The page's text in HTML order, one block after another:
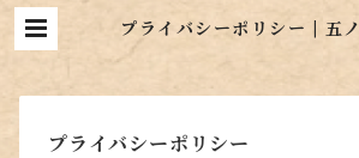
プライバシーポリシー | 五
プライバシーポリシー